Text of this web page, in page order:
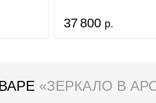
37 800 р.
«ЗЕРКАЛО В